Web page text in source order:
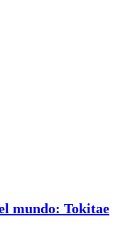
mundo: Tokitae